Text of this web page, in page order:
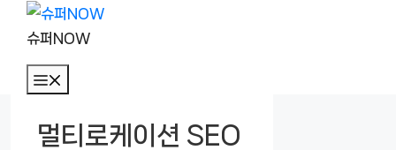
슈퍼NOW
멀티로케이션 SEO